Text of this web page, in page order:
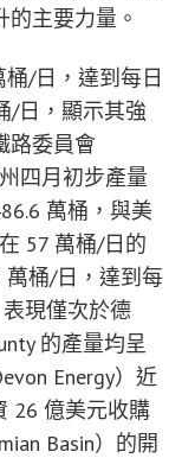
主要力量。
/日，達到每日
/日，顯示其強
路委員會
四月初步產量
萬桶，與美
57 萬桶/日的
萬桶/日，達到每
現僅次於德
的產量均呈
Energy）近
26 億美元收購
Basin）的開